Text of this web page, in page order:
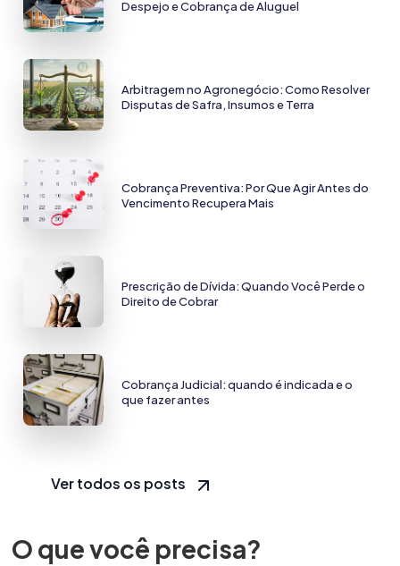
Despejo e Cobrança de Aluguel
Arbitragem no Agronegócio: Como Resolver
Disputas de Safra, Insumos e Terra
Cobrança Preventiva: Por Que Agir Antes do
Vencimento Recupera Mais
Prescrição de Dívida: Quando Você Perde o
Direito de Cobrar
Cobrança Judicial: quando é indicada e o
que fazer antes
Ver todos os posts
O que você precisa?